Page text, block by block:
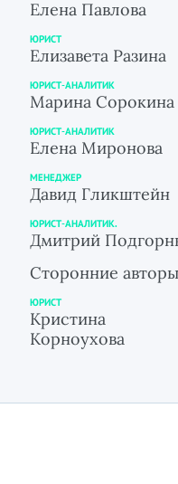
Елена Павлова
ЮРИСТ
Елизавета Разина
ЮРИСТ-АНАЛИТИК
Марина Сорокина
ЮРИСТ-АНАЛИТИК
Елена Миронова
МЕНЕДЖЕР
Давид Гликштейн
ЮРИСТ-АНАЛИТИК.
Дмитрий
Сторонние авторы
ЮРИСТ
Кристина
Корноухова